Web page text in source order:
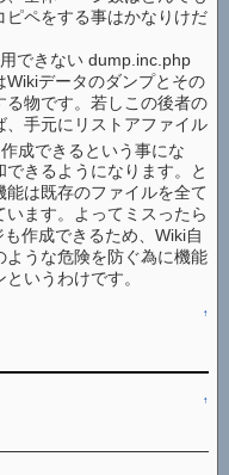
ピペをする事はかなりけだ
できない dump.inc.php
Wikiデータのダンプとその
物です。若しこの後者の
、手元にリストアファイル
成できるという事にな
きるようになります。と
は既存のファイルを全て
ます。よってミスったら
作成できるため、Wiki自
うな危険を防ぐ為に機能
いうわけです。
↑
↑